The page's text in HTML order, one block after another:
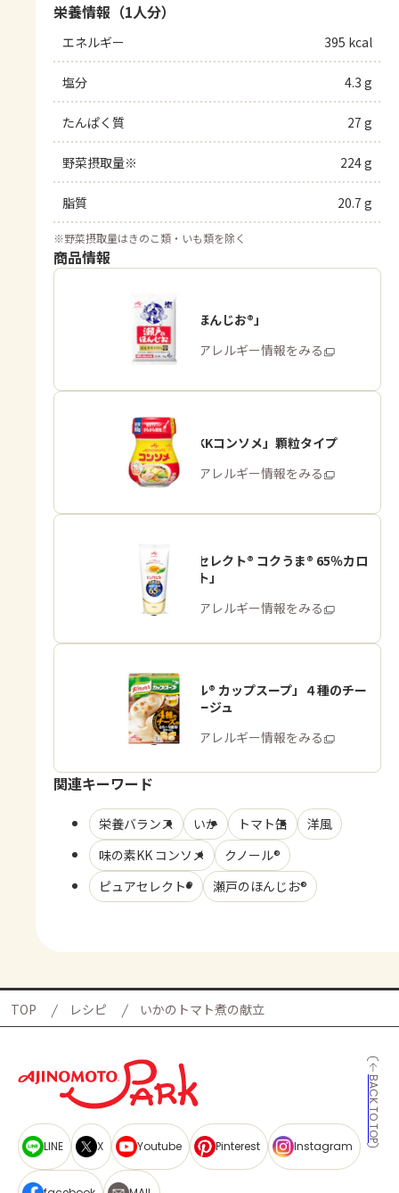
栄養情報（1人分）
エネルギー 395 kcal
塩分 4.3 g
たんぱく質 27 g
野菜摂取量※ 224 g
脂質 20.7 g
※野菜摂取量はきのこ類・いも類を除く
商品情報
「瀬戸のほんじお®」
商品・アレルギー情報をみる
「味の素KKコンソメ」顆粒タイプ
商品・アレルギー情報をみる
「ピュアセレクト® コクうま® 65％カロ
リーカット」
商品・アレルギー情報をみる
「クノール® カップスープ」４種のチー
ズのポタージュ
商品・アレルギー情報をみる
関連キーワード
栄養バランス いか トマト缶
洋風
味の素KK コンソメ
クノール®
ピュアセレクト®
瀬戸のほんじお®
TOP レシピ いかのトマト煮の献立
BACK TO TOP
LINE X Youtube Pinterest Instagram